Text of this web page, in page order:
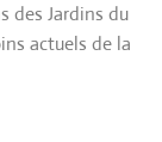
des Jardins du
actuels de la